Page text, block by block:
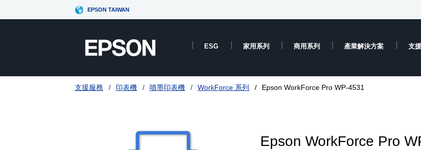
EPSON TAIWAN
ESG 家用系列 商用系列 產業解決方案 支
支援服務 印表機 噴墨印表機 WorkForce 系列 Epson WorkForce Pro WP-4531
Epson WorkForce Pro